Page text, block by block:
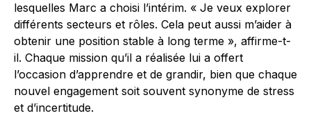
lesquelles Marc a choisi l’intérim. « Je veux explorer
différents secteurs et rôles. Cela peut aussi m’aider à
obtenir une position stable à long terme », affirme-t-
il. Chaque mission qu’il a réalisée lui a offert
l’occasion d’apprendre et de grandir, bien que chaque
nouvel engagement soit souvent synonyme de stress
et d’incertitude.